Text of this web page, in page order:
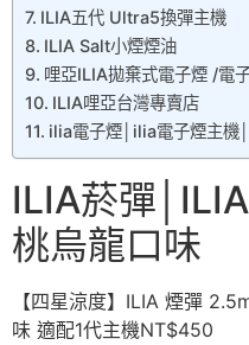
ILIA五代 Ultra5換彈主機
ILIA Salt小煙煙油
哩亞ILIA拋棄式電子煙 /電
ILIA哩亞台灣專賣店
ilia電子煙│ilia電子煙主機
ILIA菸彈
桃烏龍口味
【四星涼度】ILIA 煙彈
味 適配1代主機NT$450